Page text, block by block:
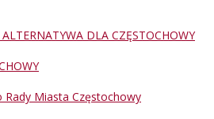
DLA CZĘSTOCHOWY
Miasta Częstochowy